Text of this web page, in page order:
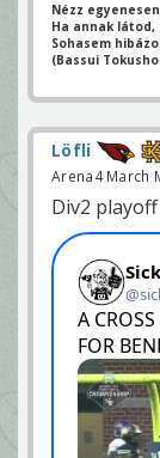
Nézz
Ha annak látod,
Sohasem
(Bassui
Löfli
Arena4 March
Div2